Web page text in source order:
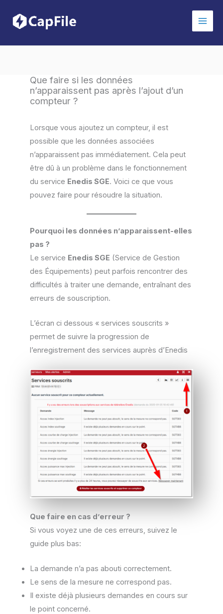
Que faire si les données
n’apparaissent pas après l’ajout d’un
compteur ?
Lorsque vous ajoutez un compteur, il est
possible que les données associées
n’apparaissent pas immédiatement. Cela peut
être dû à un problème dans le fonctionnement
du service Enedis SGE. Voici ce que vous
pouvez faire pour résoudre la situation.
Pourquoi les données n’apparaissent-elles
pas ?
Le service Enedis SGE (Service de Gestion
des Équipements) peut parfois rencontrer des
difficultés à traiter une demande, entraînant des
erreurs de souscription.
L’écran ci dessous « services souscrits »
permet de suivre la progression de
l’enregistrement des services auprès d’Enedis
Que faire en cas d’erreur ?
Si vous voyez une de ces erreurs, suivez le
guide plus bas:
La demande n’a pas abouti correctement.
Le sens de la mesure ne correspond pas.
Il existe déjà plusieurs demandes en cours sur
le point concerné.